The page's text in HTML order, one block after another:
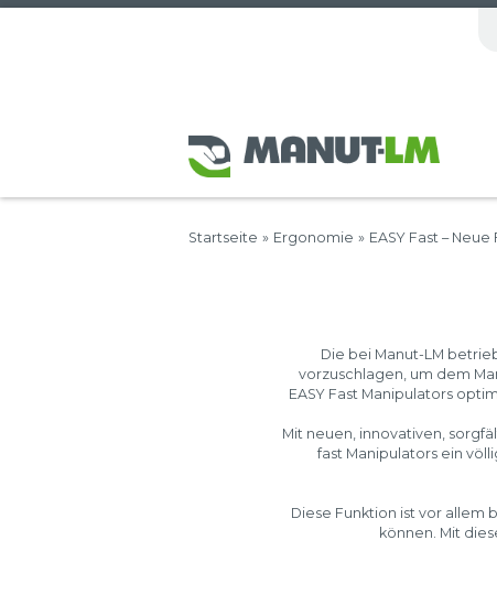
Startseite » Ergonomie » EASY Fast –
Die bei Manut-LM
vorzuschlagen, um dem
EASY Fast Manipulators
Mit neuen, innovativen,
fast Manipulators ein
Diese Funktion ist vor allem
können. Mit
verbesserte
neue Gehäuse ist ideal